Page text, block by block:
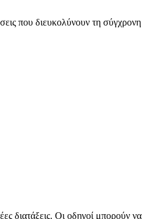
που διευκολύνουν τη σύγχρονη
διατάξεις. Οι οδηγοί μπορούν να